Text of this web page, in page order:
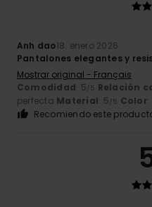
Anh dao18. enero 2026
Pantalones elegantes y
Mostrar original - Français
Comodidad: 5/5 Relación
perfecta Material: 5/5 Color
Recomiendo este